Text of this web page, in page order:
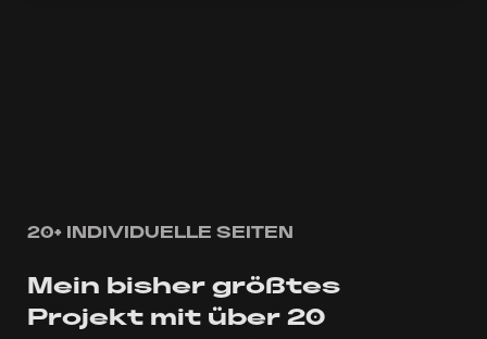
20+ INDIVIDUELLE SEITEN
Mein bisher größtes
Projekt mit über 20